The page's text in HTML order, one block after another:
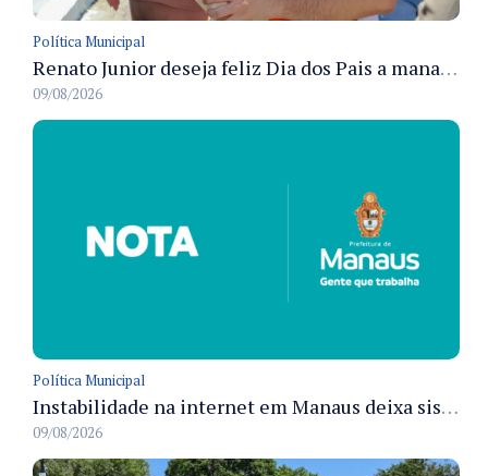
Política Municipal
Renato Junior deseja feliz Dia dos Pais a manauaras e detalha preparo dos cemitérios municipais
09/08/2026
Política Municipal
Instabilidade na internet em Manaus deixa sistemas de atendimento municipal temporariamente indisponíveis
09/08/2026